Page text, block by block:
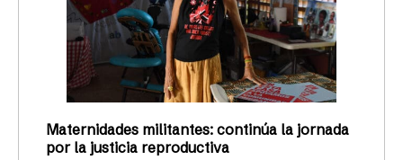
Maternidades militantes: continúa la jornada
por la justicia reproductiva